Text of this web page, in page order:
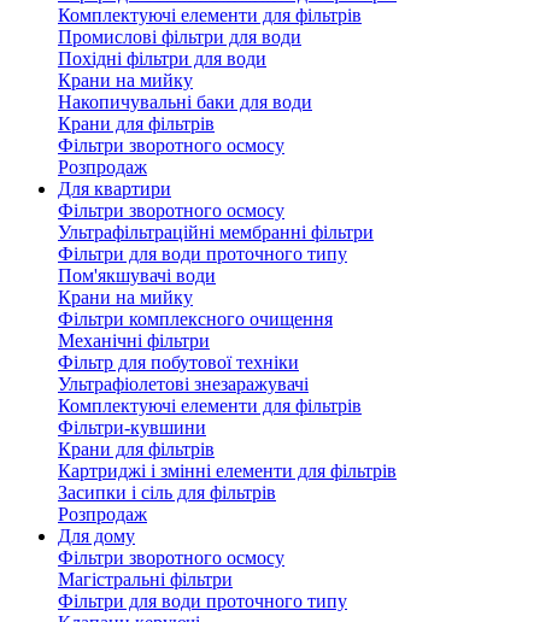
Комплектуючі елементи для фільтрів
Промислові фільтри для води
Похідні фільтри для води
Крани на мийку
Накопичувальні баки для води
Крани для фільтрів
Фільтри зворотного осмосу
Розпродаж
Для квартири
Фільтри зворотного осмосу
Ультрафільтраційні мембранні фільтри
Фільтри для води проточного типу
Пом'якшувачі води
Крани на мийку
Фільтри комплексного очищення
Механічні фільтри
Фільтр для побутової техніки
Ультрафіолетові знезаражувачі
Комплектуючі елементи для фільтрів
Фільтри-кувшини
Крани для фільтрів
Картриджі і змінні елементи для фільтрів
Засипки і сіль для фільтрів
Розпродаж
Для дому
Фільтри зворотного осмосу
Магістральні фільтри
Фільтри для води проточного типу